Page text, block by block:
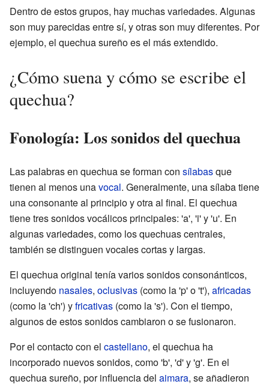
Dentro de estos grupos, hay muchas variedades. Algunas
son muy parecidas entre sí, y otras son muy diferentes. Por
ejemplo, el quechua sureño es el más extendido.
¿Cómo suena y cómo se escribe el
quechua?
Fonología: Los sonidos del quechua
Las palabras en quechua se forman con sílabasque
tienen al menos unavocal. Generalmente, una sílaba tiene
una consonante al principio y otra al final. El quechua
tiene tres sonidos vocálicos principales: 'a', 'i' y 'u'. En
algunas variedades, como los quechuas centrales,
también se distinguen vocales cortas y largas.
El quechua original tenía varios sonidos consonánticos,
incluyendo nasales, oclusivas (como la 'p' o 't'), africadas
(como la 'ch') yfricativas (como la 's'). Con el tiempo,
algunos de estos sonidos cambiaron o se fusionaron.
Por el contacto con el castellano, el quechua ha
incorporado nuevos sonidos, como 'b', 'd' y 'g'. En el
quechua sureño, por influencia del aimara, se añadieron